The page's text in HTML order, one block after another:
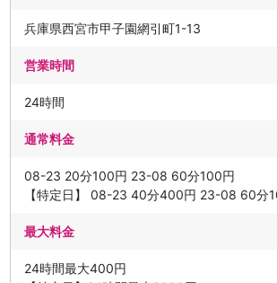
兵庫県西宮市甲子園網引町1-13
営業時間
24時間
通常料金
08-23 20分100円 23-08 60分100円
【特定日】 08-23 40分400円 23-08 60分
最大料金
24時間最大400円